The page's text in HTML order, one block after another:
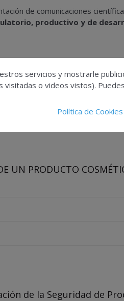
de comunicaciones
productivo y de
farmacos
UN PRODUCTO
de la Seguridad de
servicios y mostrarle
o videos vistos).
Política de Cookies